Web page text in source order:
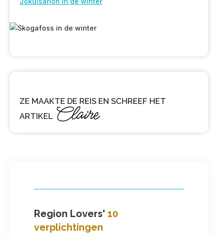
ZE MAAKTE DE REIS EN SCHREEF HET
ARTIKEL Claire
Region Lovers' 10
verplichtingen